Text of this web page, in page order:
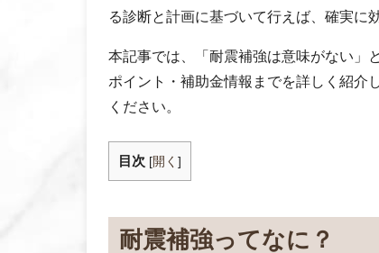
る診断と計画に基づいて行えば、確実に
本記事では、「耐震補強は意味がない」
ポイント・補助金情報までを詳しく紹介
ください。
目次 [開く ]
耐震補強ってなに？